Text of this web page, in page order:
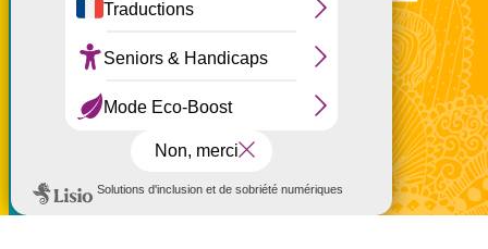
Tout accepter
Tout refuser
à partir de 80 €